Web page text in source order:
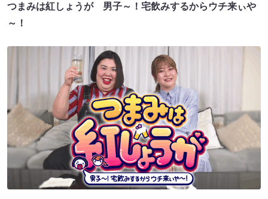
つまみは紅しょうが 男子～！宅飲みするからウチ来ぃや
～！